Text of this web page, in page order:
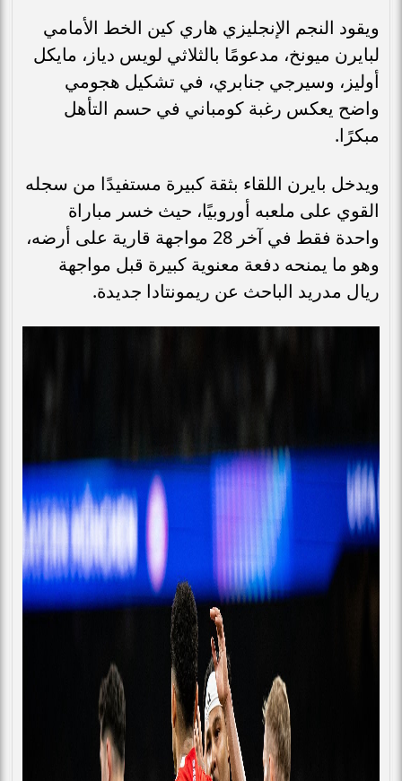
ويقود النجم الإنجليزي هاري كين الخط الأمامي
لبايرن ميونخ، مدعومًا بالثلاثي لويس دياز، مايكل
أوليز، وسيرجي جنابري، في تشكيل هجومي
واضح يعكس رغبة كومباني في حسم التأهل
مبكرًا.
ويدخل بايرن اللقاء بثقة كبيرة مستفيدًا من سجله
القوي على ملعبه أوروبيًا، حيث خسر مباراة
واحدة فقط في آخر 28 مواجهة قارية على أرضه،
وهو ما يمنحه دفعة معنوية كبيرة قبل مواجهة
ريال مدريد الباحث عن ريمونتادا جديدة.